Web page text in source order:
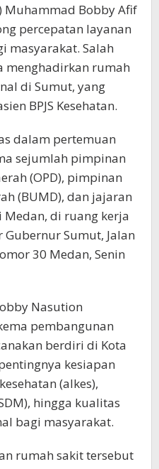
Muhammad Bobby Afif
percepatan layanan
masyarakat. Salah
menghadirkan rumah
di Sumut, yang
BPJS Kesehatan.
dalam pertemuan
sejumlah pimpinan
(OPD), pimpinan
(BUMD), dan jajaran
di ruang kerja
Sumut, Jalan
30 Medan, Senin
Nasution
pembangunan
berdiri di Kota
kesiapan
(alkes),
hingga kualitas
bagi masyarakat.
rumah sakit tersebut